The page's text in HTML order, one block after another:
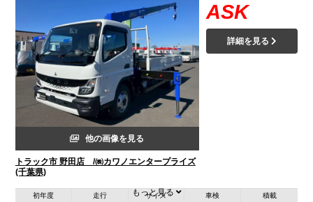
他の画像を見る
トラック市 野田店 /㈱カワノエンタープライズ
(千葉県)
ASK
詳細を見る
初年度 走行 サイズ 車検 積載
もっと見る